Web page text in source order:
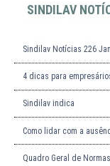
SINDILAV
Sindilav Notícias 226
4 dicas para
Sindilav indica
Como lidar com a
Quadro Geral de Normas